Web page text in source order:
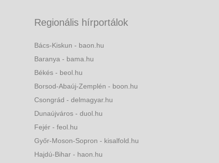
Regionális hírportálok
Bács-Kiskun - baon.hu
Baranya - bama.hu
Békés - beol.hu
Borsod-Abaúj-Zemplén - boon.hu
Csongrád - delmagyar.hu
Dunaújváros - duol.hu
Fejér - feol.hu
Győr-Moson-Sopron - kisalfold.hu
Hajdú-Bihar - haon.hu